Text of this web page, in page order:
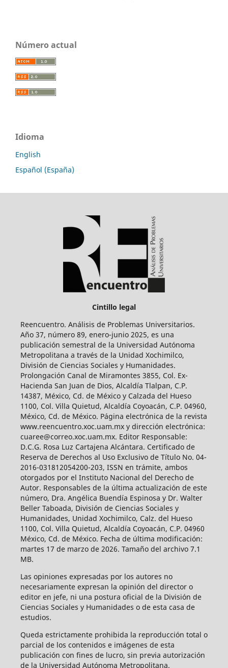
Número actual
Idioma
English
Español (España)
Cintillo legal
Reencuentro. Análisis de Problemas Universitarios.
Año 37, número 89, enero-junio 2025, es una
publicación semestral de la Universidad Autónoma
Metropolitana a través de la Unidad Xochimilco,
División de Ciencias Sociales y Humanidades.
Prolongación Canal de Miramontes 3855, Col. Ex-
Hacienda San Juan de Dios, Alcaldía Tlalpan, C.P.
14387, México, Cd. de México y Calzada del Hueso
1100, Col. Villa Quietud, Alcaldía Coyoacán, C.P. 04960,
México, Cd. de México. Página electrónica de la revista
www.reencuentro.xoc.uam.mx y dirección electrónica:
cuaree@correo.xoc.uam.mx. Editor Responsable:
D.C.G. Rosa Luz Cartajena Alcántara. Certificado de
Reserva de Derechos al Uso Exclusivo de Título No. 04-
2016-031812054200-203, ISSN en trámite, ambos
otorgados por el Instituto Nacional del Derecho de
Autor. Responsables de la última actualización de este
número, Dra. Angélica Buendía Espinosa y Dr. Walter
Beller Taboada, División de Ciencias Sociales y
Humanidades, Unidad Xochimilco, Calz. del Hueso
1100, Col. Villa Quietud, Alcaldía Coyoacán, C.P. 04960
México, Cd. de México. Fecha de última modificación:
martes 17 de marzo de 2026. Tamaño del archivo 7.1
MB.
Las opiniones expresadas por los autores no
necesariamente expresan la opinión del director o
editor en jefe, ni una postura oficial de la División de
Ciencias Sociales y Humanidades o de esta casa de
estudios.
Queda estrictamente prohibida la reproducción total o
parcial de los contenidos e imágenes de esta
publicación con fines de lucro, sin previa autorización
de la Universidad Autónoma Metropolitana.